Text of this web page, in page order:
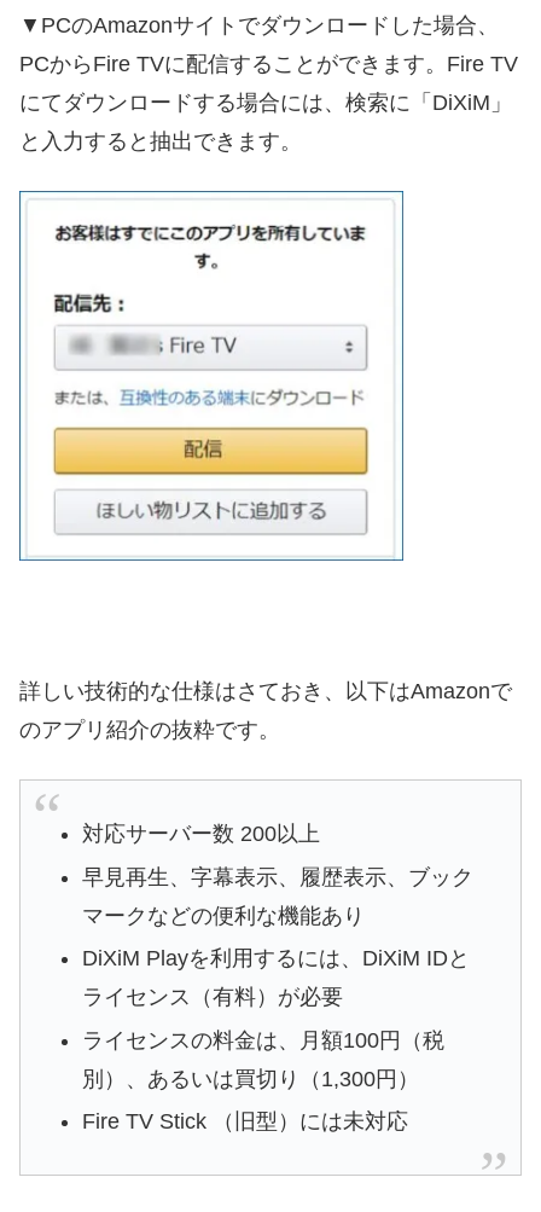
▼PCのAmazonサイトでダウンロードした場合、
PCからFire TVに配信することができます。Fire TV
にてダウンロードする場合には、検索に「DiXiM」
と入力すると抽出できます。
詳しい技術的な仕様はさておき、以下はAmazonで
のアプリ紹介の抜粋です。
対応サーバー数 200以上
早見再生、字幕表示、履歴表示、ブック
マークなどの便利な機能あり
DiXiM Playを利用するには、DiXiM IDと
ライセンス（有料）が必要
ライセンスの料金は、月額100円（税
別）、あるいは買切り（1,300円）
Fire TV Stick （旧型）には未対応